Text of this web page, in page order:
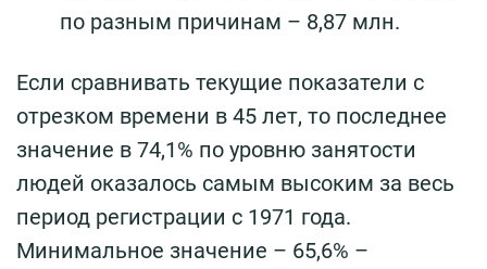
по разным причинам – 8,87 млн.
Если сравнивать текущие показатели с
отрезком времени в 45 лет, то последнее
значение в 74,1% по уровню занятости
людей оказалось самым высоким за весь
период регистрации с 1971 года.
Минимальное значение – 65,6% –